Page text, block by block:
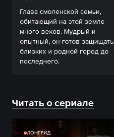
Глава смоленской семьи,
обитающий на этой земле
много веков. Мудрый и
опытный, он готов защищать
близких и родной город до
последнего.
Читать о сериале
ЛОНГРИД